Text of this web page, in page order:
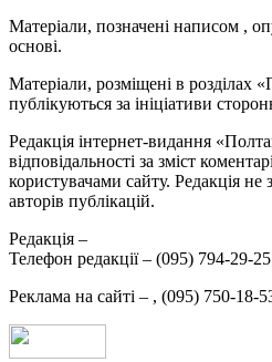
Матеріали, позначені написом ,
основі.
Матеріали, розміщені в розділах
публікуються за ініціативи
Редакція інтернет-видання
відповідальності за зміст
користувачами сайту. Редакція не
авторів публікацій.
Редакція –
Телефон редакції – (095) 794-29-25
Реклама на сайті – , (095) 750-18-